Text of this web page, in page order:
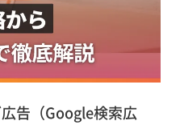
告（Google検索広